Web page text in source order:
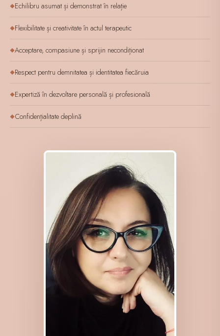
◆Echilibru asumat și demonstrat în relație
◆Flexibilitate și creativitate în actul terapeutic
◆Acceptare, compasiune și sprijin necondiționat
◆Respect pentru demnitatea și identitatea fiecăruia
◆Expertiză în dezvoltare personală și profesională
◆Confidențialitate deplină